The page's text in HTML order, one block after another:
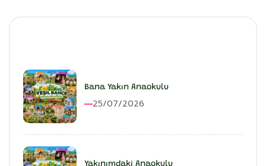
Bana Yakın Anaokulu
25/07/2026